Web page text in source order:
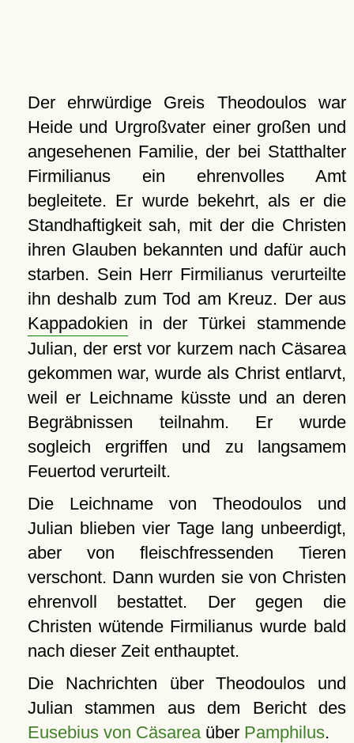
Der ehrwürdige Greis Theodoulos war
Heide und Urgroßvater einer großen und
angesehenen Familie, der bei Statthalter
Firmilianus ein ehrenvolles Amt
begleitete. Er wurde bekehrt, als er die
Standhaftigkeit sah, mit der die Christen
ihren Glauben bekannten und dafür auch
starben. Sein Herr Firmilianus verurteilte
ihn deshalb zum Tod am Kreuz. Der aus
Kappadokien in der Türkei stammende
Julian, der erst vor kurzem nach Cäsarea
gekommen war, wurde als Christ entlarvt,
weil er Leichname küsste und an deren
Begräbnissen teilnahm. Er wurde
sogleich ergriffen und zu langsamem
Feuertod verurteilt.
Die Leichname von Theodoulos und
Julian blieben vier Tage lang unbeerdigt,
aber von fleischfressenden Tieren
verschont. Dann wurden sie von Christen
ehrenvoll bestattet. Der gegen die
Christen wütende Firmilianus wurde bald
nach dieser Zeit enthauptet.
Die Nachrichten über Theodoulos und
Julian stammen aus dem Bericht des
Eusebius von Cäsareaüber Pamphilus.